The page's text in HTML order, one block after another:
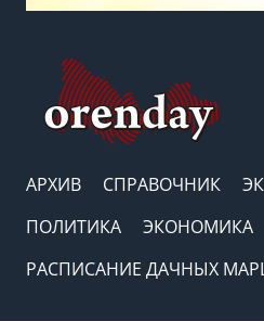
АРХИВ СПРАВОЧНИК
ПОЛИТИКА
ЭКОНОМИКА
РАСПИСАНИЕ ДАЧНЫХ